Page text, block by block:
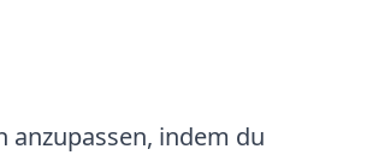
anzupassen, indem du